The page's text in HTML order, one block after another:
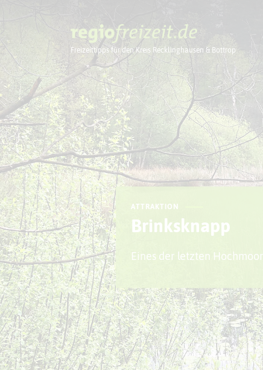
Freizeittipps für den Kreis Recklinghausen & Bottrop
Ausflugstipps
ATTRAKTION
Brinksknapp
Eines der letzten